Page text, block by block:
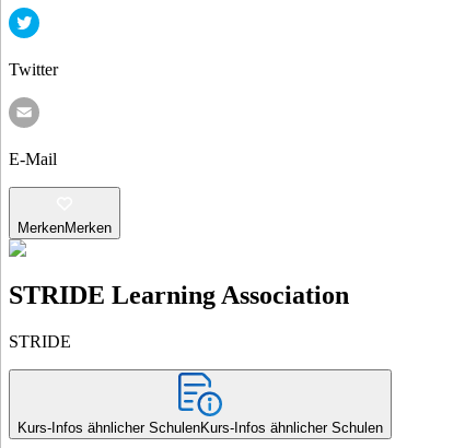
Twitter
E-Mail
MerkenMerken
STRIDE Learning Association
STRIDE
Kurs-Infos ähnlicher SchulenKurs-Infos ähnlicher Schulen